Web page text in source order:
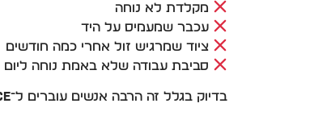
מקלדת לא נוחה
עכבר שמעמיס על היד
ציוד שמרגיש זול אחרי כמה חודשים
סביבת עבודה שלא באמת נוחה ליום
בדיוק בגלל זה הרבה אנשים עוברים ל־